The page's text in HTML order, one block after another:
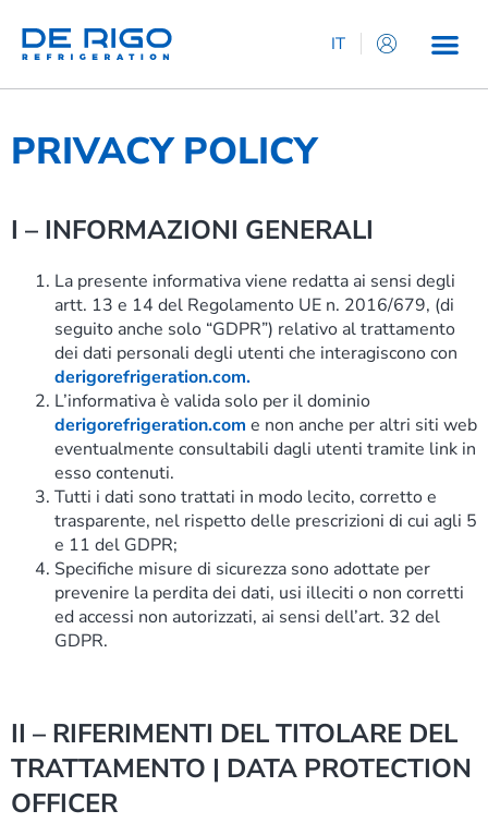
IT
EN
PRIVACY POLICY
I – INFORMAZIONI GENERALI
La presente informativa viene redatta ai sensi degli
artt. 13 e 14 del Regolamento UE n. 2016/679, (di
seguito anche solo “GDPR”) relativo al trattamento
dei dati personali degli utenti che interagiscono con
derigorefrigeration.com.
L’informativa è valida solo per il dominio
derigorefrigeration.com e non anche per altri siti web
eventualmente consultabili dagli utenti tramite link in
esso contenuti.
Tutti i dati sono trattati in modo lecito, corretto e
trasparente, nel rispetto delle prescrizioni di cui agli 5
e 11 del GDPR;
Specifiche misure di sicurezza sono adottate per
prevenire la perdita dei dati, usi illeciti o non corretti
ed accessi non autorizzati, ai sensi dell’art. 32 del
GDPR.
II – RIFERIMENTI DEL TITOLARE DEL
TRATTAMENTO | DATA PROTECTION
OFFICER